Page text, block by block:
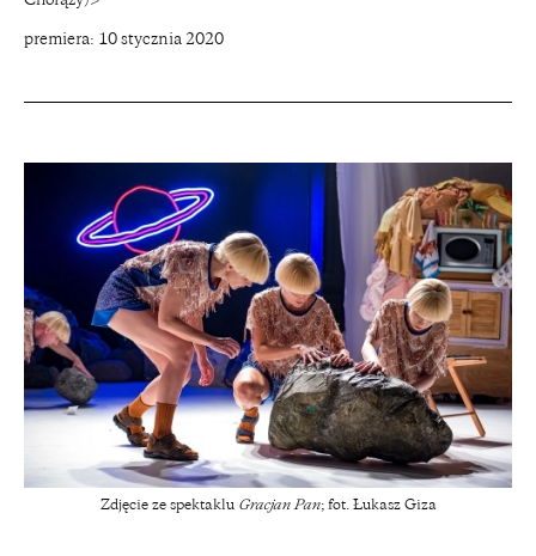
premiera: 10 stycznia 2020
Zdjęcie ze spektaklu Gracjan Pan; fot. Łukasz Giza